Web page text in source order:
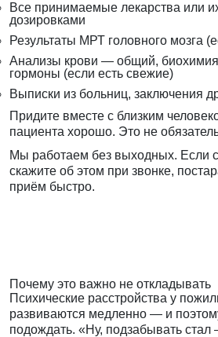
Все принимаемые лекарства или
дозировками
Результаты МРТ головного мозга
Анализы крови — общий,
гормоны (если есть свежие)
Выписки из больниц, заключения
Придите вместе с близким
пациента хорошо. Это не
Мы работаем без выходных. Если
скажите об этом при звонке,
приём быстро.
Почему это важно не откладывать
Психические расстройства у
развиваются медленно — и
подождать. «Ну, подзабывать стал